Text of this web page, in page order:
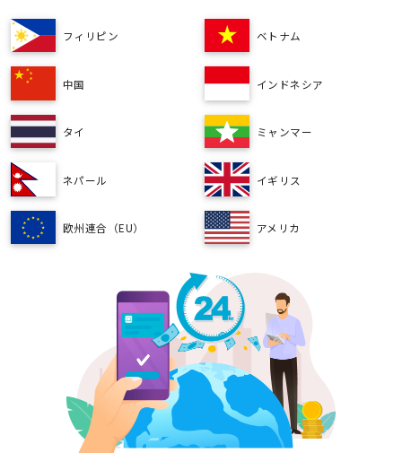
フィリピン ベトナム
中国 インドネシア
タイ ミャンマー
ネパール イギリス
欧州連合（EU） アメリカ